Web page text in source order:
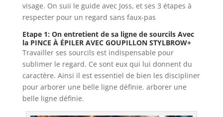
visage. On suii le guide avec Joss, et ses 3 étapes à
respecter pour un regard sans faux-pas
Etape 1: On entretient de sa ligne de sourcils Avec
la PINCE À ÉPILER AVEC GOUPILLON STYLBROW+
Travailler ses sourcils est indispensable pour
sublimer le regard. Ce sont eux qui lui donnent du
caractère. Ainsi il est essentiel de bien les discipliner
pour arborer une belle ligne définie. arborer une
belle ligne définie.